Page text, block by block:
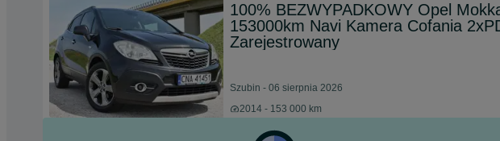
100% BEZWYPADKOWY Opel
153000km Navi Kamera Cofania
Zarejestrowany
Szubin - 06 sierpnia 2026
2014 - 153 000 km